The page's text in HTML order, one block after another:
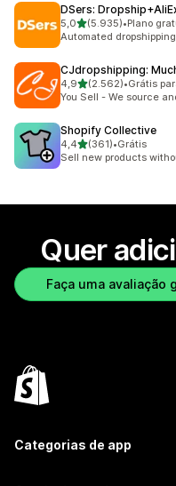
DSers:
5,0de 5 estrelas
(5.935)
5935 avaliações ao
•Plano
Automated
CJdropshipping:
4,9de 5 estrelas
(2.562)
2562 avaliações ao
•Grátis
You Sell - We source
Shopify Collective
4,4de 5 estrelas
(361)
361 avaliações ao todo
•Grátis
Sell new products
Quer
Faça uma avaliação
Categorias de app